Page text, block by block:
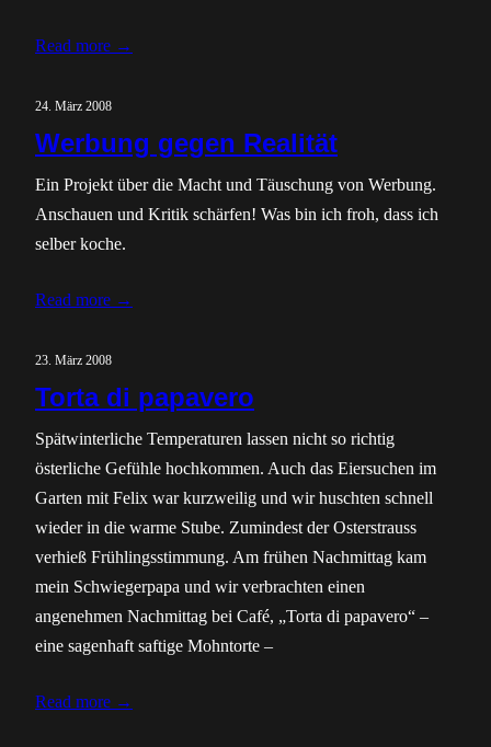
Read more →
24. März 2008
Werbung gegen Realität
Ein Projekt über die Macht und Täuschung von Werbung.
Anschauen und Kritik schärfen! Was bin ich froh, dass ich
selber koche.
Read more →
23. März 2008
Torta di papavero
Spätwinterliche Temperaturen lassen nicht so richtig
österliche Gefühle hochkommen. Auch das Eiersuchen im
Garten mit Felix war kurzweilig und wir huschten schnell
wieder in die warme Stube. Zumindest der Osterstrauss
verhieß Frühlingsstimmung. Am frühen Nachmittag kam
mein Schwiegerpapa und wir verbrachten einen
angenehmen Nachmittag bei Café, „Torta di papavero“ –
eine sagenhaft saftige Mohntorte –
Read more →